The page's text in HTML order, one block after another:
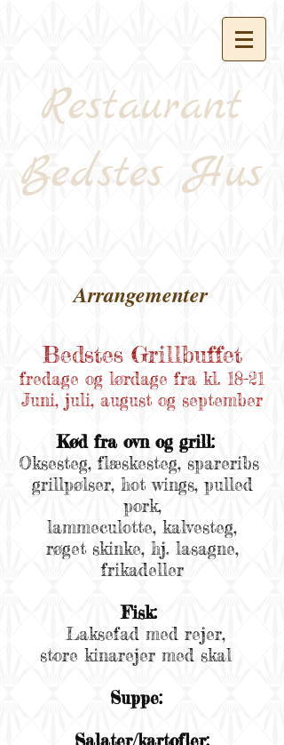
Restaurant
Bedstes Hus
Arrangementer
Bedstes Grillbuffet
fredage og lørdage fra kl. 18-21
Juni, juli, august og september
Kød fra ovn og grill:
Oksesteg, flæskesteg, spareribs
grillpølser, hot wings, pulled
pork,
lammeculotte, kalvesteg,
røget skinke, hj. lasagne,
frikadeller
Fisk:
Laksefad med rejer,
store kinarejer med skal
Suppe:
Salater/kartofler: